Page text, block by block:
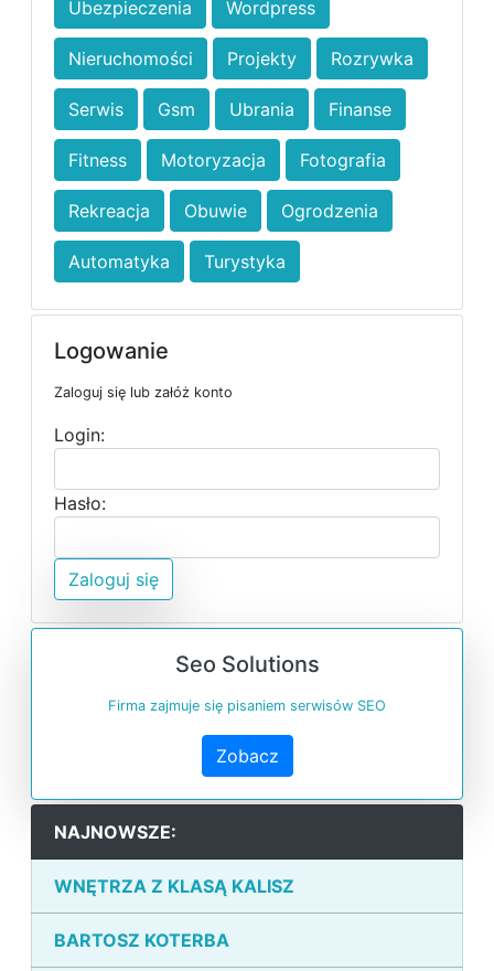
Ubezpieczenia Wordpress
Nieruchomości Projekty Rozrywka
Serwis Gsm Ubrania Finanse
Fitness Motoryzacja Fotografia
Rekreacja Obuwie Ogrodzenia
Automatyka Turystyka
Logowanie
Zaloguj się lub załóż konto
Login:
Hasło:
Zaloguj się
Seo Solutions
Firma zajmuje się pisaniem serwisów SEO
Zobacz
NAJNOWSZE:
WNĘTRZA Z KLASĄ KALISZ
BARTOSZ KOTERBA